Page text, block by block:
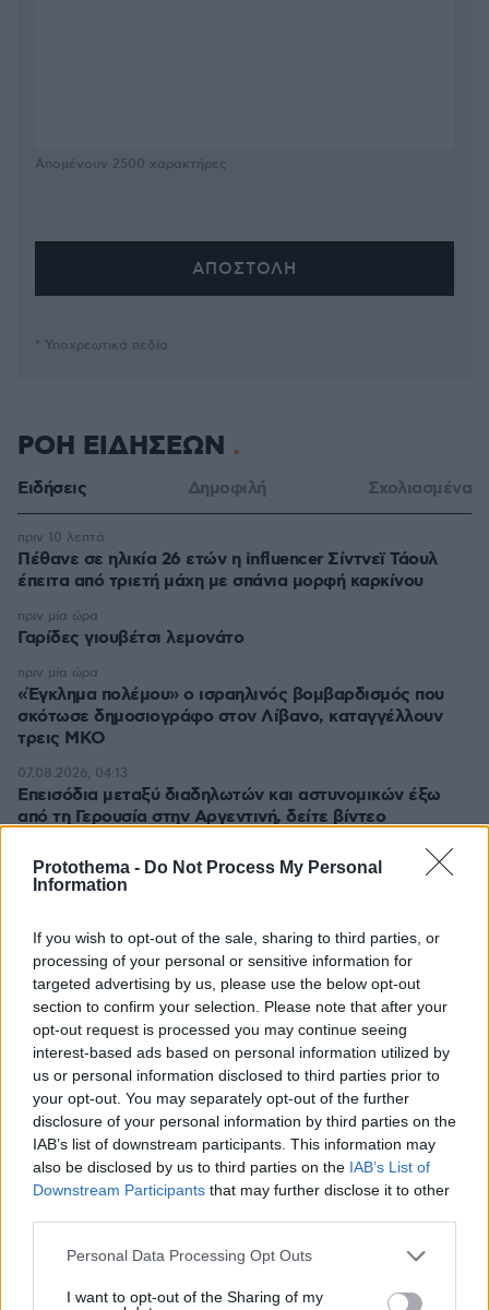
Protothema - Do Not Process My Personal
Information
If you wish to opt-out of the sale, sharing to third parties, or
processing of your personal or sensitive information for
targeted advertising by us, please use the below opt-out
section to confirm your selection. Please note that after your
opt-out request is processed you may continue seeing
interest-based ads based on personal information utilized by
us or personal information disclosed to third parties prior to
your opt-out. You may separately opt-out of the further
disclosure of your personal information by third parties on the
IAB’s list of downstream participants. This information may
also be disclosed by us to third parties on the IAB’s List of
Downstream Participants that may further disclose it to other
Please note that this website/app uses one or more Google
not limited to your visit or usage behaviour. You may click to
Personal Data Processing Opt Outs
I want to opt-out of the Sharing of my
Απομένουν 2500 χαρακτήρες
* Υποχρεωτικά πεδία
ΡΟΗ ΕΙΔΗΣΕΩΝ
Ειδήσεις Δημοφιλή Σχολιασμένα
Πέθανε σε ηλικία 26 ετών η influencer Σίντνεϊ Τάουλ
έπειτα από τριετή μάχη με σπάνια μορφή καρκίνου
πριν 10 λεπτά
Γαρίδες γιουβέτσι λεμονάτο
πριν μία ώρα
«Έγκλημα πολέμου» ο ισραηλινός βομβαρδισμός που
σκότωσε δημοσιογράφο στον Λίβανο, καταγγέλλουν
τρεις ΜΚΟ
πριν μία ώρα
Επεισόδια μεταξύ διαδηλωτών και αστυνομικών έξω
από τη Γερουσία στην Αργεντινή, δείτε βίντεο
07.08.2026, 04:13
Σαουδική Αραβία, Τουρκία και Πακιστάν ετοιμάζονται
να υπογράψουν συμφωνία αμοιβαίας άμυνας
Συνελήφθη πρώην κυβερνήτης πολιτείας του Μεξικού
για την εξαφάνιση των 43 φοιτητών το 2014
07.08.2026, 03:01
Τουλάχιστον 11 τραυματίες σε επιθέσεις των Χούθι στη
νότια Σαουδική Αραβία
07.08.2026, 02:35
Γκολ ο Παυλίδης στη εξάρα της Μπενφίκα στη Χαρτς και
μια ανάσα από τα play-offs του Europa League, δείτε τα
γκολ
07.08.2026, 02:10
07.08.2026, 01:44
Συναγερμός στη Σαουδική Αραβία μετά από